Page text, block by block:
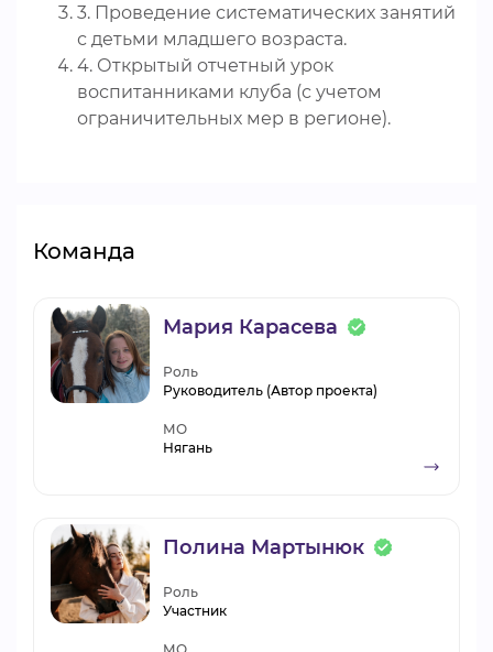
3. Проведение систематических занятий
с детьми младшего возраста.
4. Открытый отчетный урок
воспитанниками клуба (с учетом
ограничительных мер в регионе).
Команда
Мария Карасева
Роль
Руководитель (Автор проекта)
МО
Нягань
Полина Мартынюк
Роль
Участник